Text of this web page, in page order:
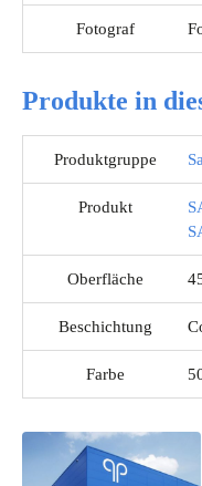
Fotograf
Produkte in
Produktgruppe
Produkt
Oberfläche
Beschichtung
Farbe